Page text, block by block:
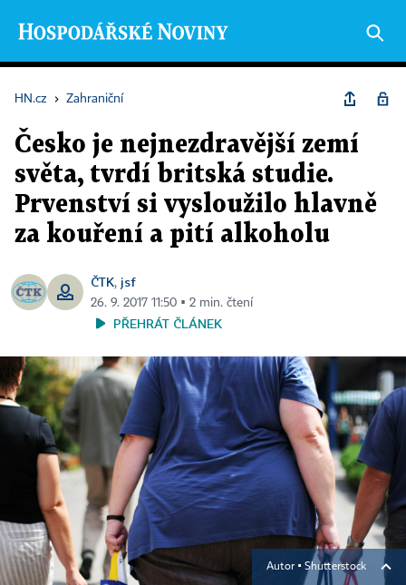
HN.cz › Zahraniční
Česko je nejnezdravější zemí
světa, tvrdí britská studie.
Prvenství si vysloužilo hlavně
za kouření a pití alkoholu
ČTK, jsf
26. 9. 2017 11:50 ▪ 2 min. čtení
PŘEHRÁT ČLÁNEK
Autor ▪ Shutterstock